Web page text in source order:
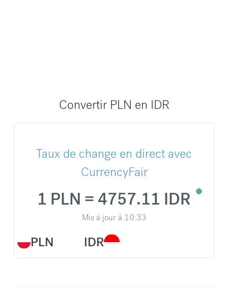
Convertir PLN en IDR
Taux de change en direct avec
CurrencyFair
PLN
1 PLN = 4757.11 IDR
Mis à jour à 10:33
IDR